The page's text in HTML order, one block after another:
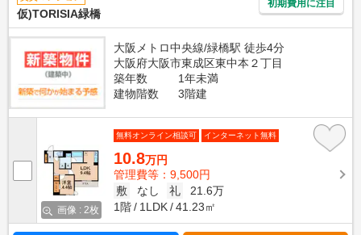
仮)TORISIA緑橋
初期費用に注目
大阪メトロ中央線/緑橋駅 徒歩4分
大阪府大阪市東成区東中本２丁目
築年数
1年未満
建物階数
3階建
画像 : 2枚
無料オンライン相談可 インターネット無料
10.8万円
管理費等：9,500円
敷
なし 礼
21.6万
1階
1LDK 41.23㎡